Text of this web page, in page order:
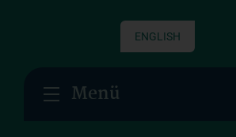
ENGLISH
Menü